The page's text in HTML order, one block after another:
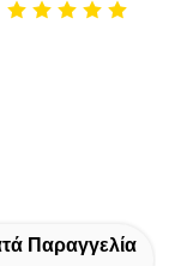
Παραγγελία